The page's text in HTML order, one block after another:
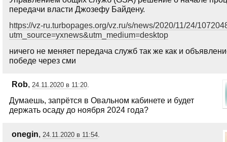
передачи власти Джозефу Байдену.
https://vz-ru.turbopages.org/vz.ru/s/news/2020/11/24/
utm_source=yxnews&utm_medium=desktop
ничего не меняет передача служб так же как и
победе через сми
Rob, 24.11.2020 в 11:20.
Думаешь, запрётся в Овальном кабинете и будет
держать осаду до ноября 2024 года?
onegin, 24.11.2020 в 11:54.